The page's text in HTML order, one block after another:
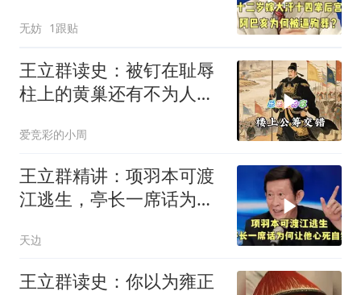
无妨 1跟贴
王立群读史：被钉在耻辱
柱上的黄巢还有不为人知
爱竞彩的小周
王立群精讲：项羽本可渡
江逃生，亭长一席话为何
天边
王立群读史：你以为雍正